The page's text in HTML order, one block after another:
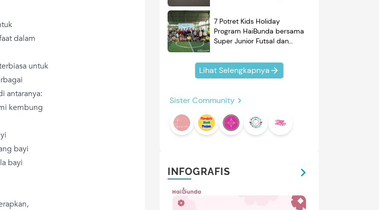
dalam
untuk
antaranya:
kembung
bayi
bayi
7 Potret Kids Holiday
Program HaiBunda bersama
Super Junior Futsal dan
Kompak Banget!
Lihat Selengkapnya
Sister Community
INFOGRAFIS